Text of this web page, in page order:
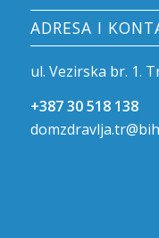
ADRESA I
ul. Vezirska br. 1.
+387 30 518 138